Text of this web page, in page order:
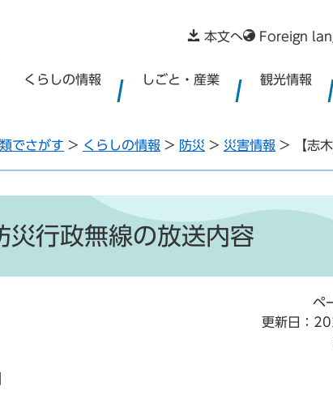
本文へ Foreign
くらしの情報 しごと・産業 観光情報
でさがす > くらしの情報 > 防災 > 災害情報 > 【志
災行政無線の放送内容
ペ
更新日：